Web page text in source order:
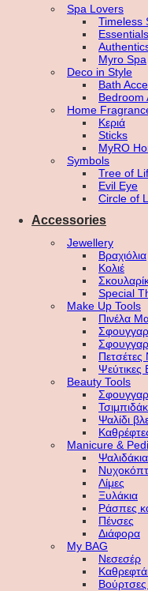
Spa Lovers
Timeless
Myro Spa
Deco in Style
Bath
Bedroom
Home
Κεριά
Sticks
MyRO
Symbols
Tree of
Evil Eye
Circle of
Accessories
Jewellery
Βραχιόλια
Κολιέ
Special
Make Up Tools
Πινέλα
Πετσέτες
Ψεύτικες
Beauty Tools
Ψαλίδι
Manicure &
Ψαλιδάκια
Λίμες
Ξυλάκια
Ράσπες
Πένσες
Διάφορα
My BAG
Νεσεσέρ